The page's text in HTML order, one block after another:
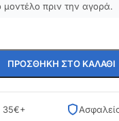
μοντέλο πριν την αγορά.
ΠΡΟΣΘΉΚΗ ΣΤΟ ΚΑΛΆΘΙ
35€+